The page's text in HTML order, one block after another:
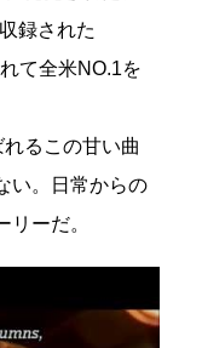
録された
て全米NO.1を
るこの甘い曲
い。日常からの
ーだ。